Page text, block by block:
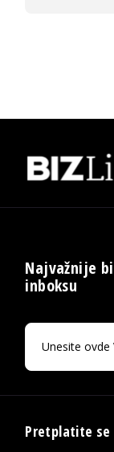
Najvažnije
inboksu
Pretplatite se